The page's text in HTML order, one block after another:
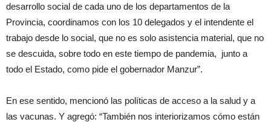
desarrollo social de cada uno de los departamentos de la
Provincia, coordinamos con los 10 delegados y el intendente el
trabajo desde lo social, que no es solo asistencia material, que no
se descuida, sobre todo en este tiempo de pandemia, junto a
todo el Estado, como pide el gobernador Manzur”.
En ese sentido, mencionó las políticas de acceso a la salud y a
las vacunas. Y agregó: “También nos interiorizamos cómo están